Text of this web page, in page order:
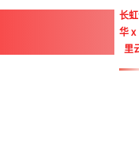
长
华x
里